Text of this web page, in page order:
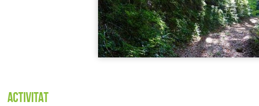
ACTIVITAT